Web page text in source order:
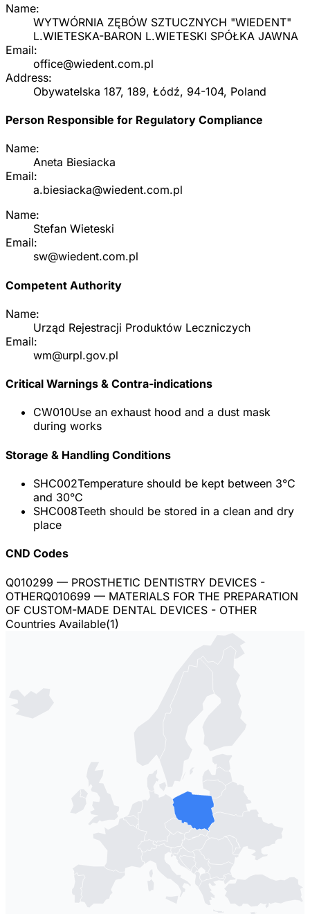
Name:
WYTWÓRNIA ZĘBÓW SZTUCZNYCH "WIEDENT"
L.WIETESKA-BARON L.WIETESKI SPÓŁKA JAWNA
Email:
office@wiedent.com.pl
Address:
Obywatelska 187, 189, Łódź, 94-104, Poland
Person Responsible for Regulatory Compliance
Name:
Aneta Biesiacka
Email:
a.biesiacka@wiedent.com.pl
Name:
Stefan Wieteski
Email:
sw@wiedent.com.pl
Competent Authority
Name:
Urząd Rejestracji Produktów Leczniczych
Email:
wm@urpl.gov.pl
Critical Warnings & Contra-indications
CW010Use an exhaust hood and a dust mask
during works
Storage & Handling Conditions
SHC002Temperature should be kept between 3°C
and 30°C
SHC008Teeth should be stored in a clean and dry
place
CND Codes
Q010299 — PROSTHETIC DENTISTRY DEVICES -
OTHERQ010699 — MATERIALS FOR THE PREPARATION
OF CUSTOM-MADE DENTAL DEVICES - OTHER
Countries Available(1)